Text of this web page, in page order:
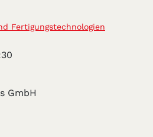
Fertigungstechnologien
GmbH